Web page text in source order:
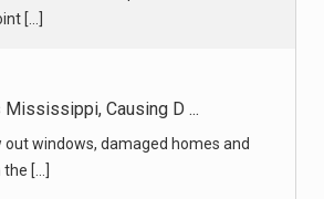
[...]
Causing D ...
windows, damaged homes and
[...]